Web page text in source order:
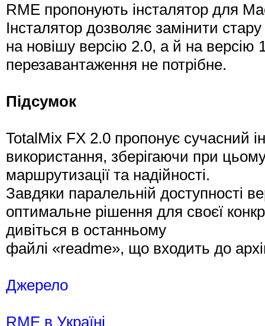
RME пропонують інсталятор для
Інсталятор дозволяє замінити
на новішу версію 2.0, а й на версію
перезавантаження не потрібне.
Підсумок
TotalMix FX 2.0 пропонує сучасний
використання, зберігаючи при
маршрутизації та надійності.
Завдяки паралельній доступності
оптимальне рішення для своєї
дивіться в останньому
файлі «readme», що входить до
Джерело
RME в Україні